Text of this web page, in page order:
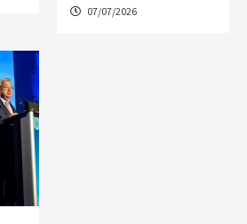
07/07/2026